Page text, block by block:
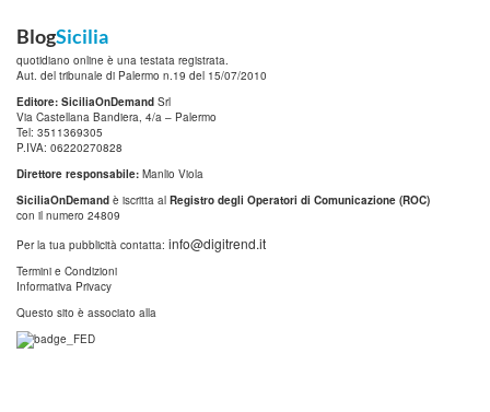
BlogSicilia
quotidiano online è una testata registrata.
Aut. del tribunale di Palermo n.19 del 15/07/2010
Editore: SiciliaOnDemand Srl
Via Castellana Bandiera, 4/a – Palermo
Tel: 3511369305
P.IVA: 06220270828
Direttore responsabile: Manlio Viola
SiciliaOnDemand è iscritta al Registro degli Operatori di Comunicazione (ROC)
con il numero 24809
Per la tua pubblicità contatta: info@digitrend.it
Termini e Condizioni
Informativa Privacy
Questo sito è associato alla